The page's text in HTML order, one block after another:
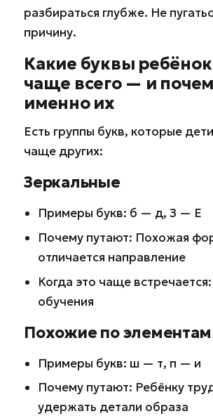
разбираться глубже. Не
причину.
Какие буквы ребёнок
чаще всего — и
именно их
Есть группы букв, которые
чаще других:
Зеркальные
Примеры букв: б — д, З — Е
Почему путают: Похожая
отличается направление
Когда это чаще
обучения
Похожие по элементам
Примеры букв: ш — т, п — и
Почему путают: Ребёнку
удержать детали образа